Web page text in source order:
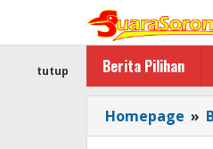
Berita Pilihan
tutup
Homepage »